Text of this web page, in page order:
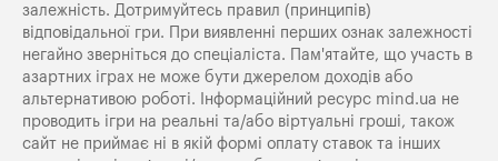
залежність. Дотримуйтесь правил (принципів)
відповідальної гри. При виявленні перших ознак залежності
негайно зверніться до спеціаліста. Пам'ятайте, що участь в
азартних іграх не може бути джерелом доходів або
альтернативою роботі. Інформаційний ресурс mind.ua не
проводить ігри на реальні та/або віртуальні гроші, також
сайт не приймає ні в якій формі оплату ставок та інших